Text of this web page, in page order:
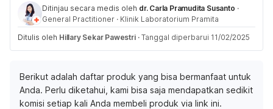
Ditinjau secara medis oleh dr. Carla Pramudita Susanto ·
General Practitioner · Klinik Laboratorium Pramita
Ditulis oleh Hillary Sekar Pawestri · Tanggal diperbarui 11/02/2025
Berikut adalah daftar produk yang bisa bermanfaat untuk
Anda. Perlu diketahui, kami bisa saja mendapatkan sedikit
komisi setiap kali Anda membeli produk via link ini.